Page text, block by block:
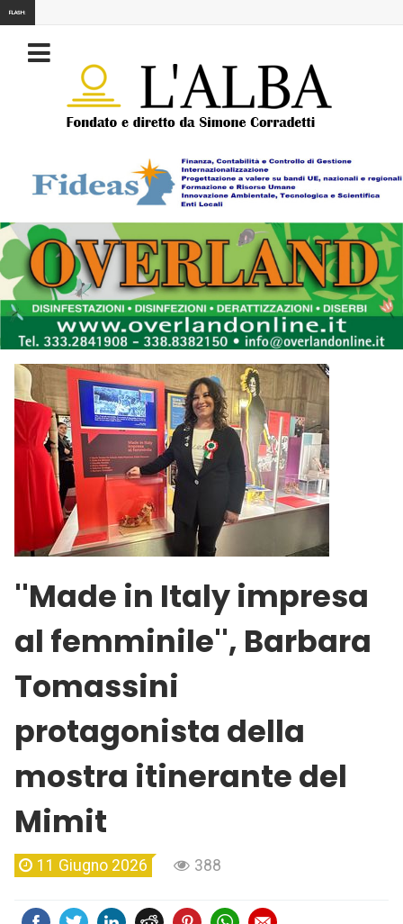
FLASH:
''Made in Italy impresa
al femminile'', Barbara
Tomassini
protagonista della
mostra itinerante del
Mimit
11 Giugno 2026 388